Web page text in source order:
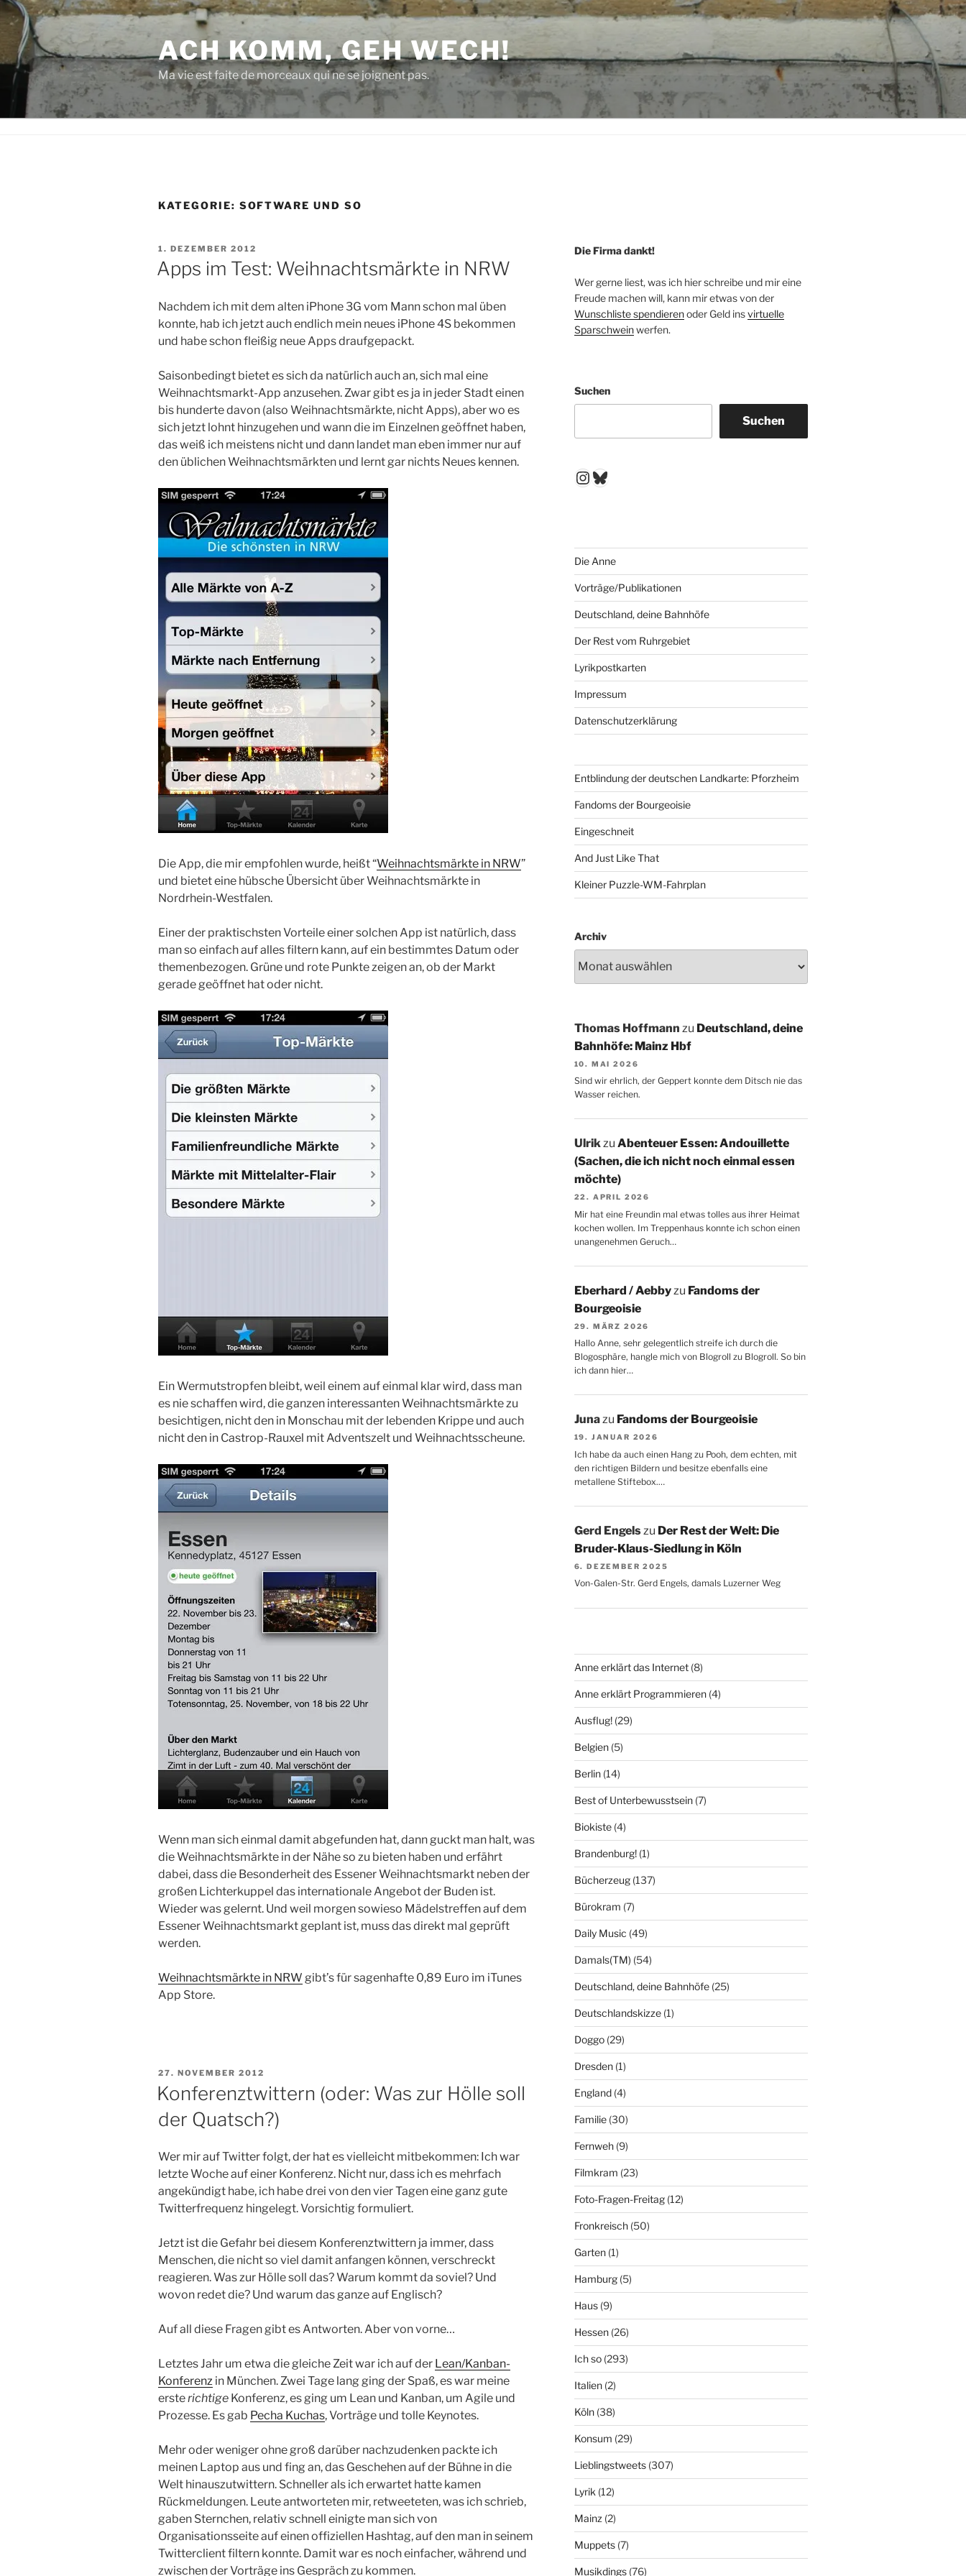
Zum
Inhalt
springen
ACH KOMM, GEH WECH!
Ma vie est faite de morceaux qui ne se joignent pas.
KATEGORIE: SOFTWARE UND SO
VERÖFFENTLICHT
AM
1. DEZEMBER 2012
Apps im Test: Weihnachtsmärkte in NRW
Nachdem ich mit dem alten iPhone 3G vom Mann schon mal üben
konnte, hab ich jetzt auch endlich mein neues iPhone 4S bekommen
und habe schon fleißig neue Apps draufgepackt.
Saisonbedingt bietet es sich da natürlich auch an, sich mal eine
Weihnachtsmarkt-App anzusehen. Zwar gibt es ja in jeder Stadt einen
bis hunderte davon (also Weihnachtsmärkte, nicht Apps), aber wo es
sich jetzt lohnt hinzugehen und wann die im Einzelnen geöffnet haben,
das weiß ich meistens nicht und dann landet man eben immer nur auf
den üblichen Weihnachtsmärkten und lernt gar nichts Neues kennen.
Die App, die mir empfohlen wurde, heißt “Weihnachtsmärkte in NRW”
und bietet eine hübsche Übersicht über Weihnachtsmärkte in
Nordrhein-Westfalen.
Einer der praktischsten Vorteile einer solchen App ist natürlich, dass
man so einfach auf alles filtern kann, auf ein bestimmtes Datum oder
themenbezogen. Grüne und rote Punkte zeigen an, ob der Markt
gerade geöffnet hat oder nicht.
Ein Wermutstropfen bleibt, weil einem auf einmal klar wird, dass man
es nie schaffen wird, die ganzen interessanten Weihnachtsmärkte zu
besichtigen, nicht den in Monschau mit der lebenden Krippe und auch
nicht den in Castrop-Rauxel mit Adventszelt und Weihnachtsscheune.
Wenn man sich einmal damit abgefunden hat, dann guckt man halt, was
die Weihnachtsmärkte in der Nähe so zu bieten haben und erfährt
dabei, dass die Besonderheit des Essener Weihnachtsmarkt neben der
großen Lichterkuppel das internationale Angebot der Buden ist.
Wieder was gelernt. Und weil morgen sowieso Mädelstreffen auf dem
Essener Weihnachtsmarkt geplant ist, muss das direkt mal geprüft
werden.
Weihnachtsmärkte in NRW gibt’s für sagenhafte 0,89 Euro im iTunes
App Store.
VERÖFFENTLICHT
27. NOVEMBER 2012
Konferenztwittern (oder: Was zur Hölle soll
der Quatsch?)
Wer mir auf Twitter folgt, der hat es vielleicht mitbekommen: Ich war
letzte Woche auf einer Konferenz. Nicht nur, dass ich es mehrfach
angekündigt habe, ich habe drei von den vier Tagen eine ganz gute
Twitterfrequenz hingelegt. Vorsichtig formuliert.
Jetzt ist die Gefahr bei diesem Konferenztwittern ja immer, dass
Menschen, die nicht so viel damit anfangen können, verschreckt
reagieren. Was zur Hölle soll das? Warum kommt da soviel? Und
wovon redet die? Und warum das ganze auf Englisch?
Auf all diese Fragen gibt es Antworten. Aber von vorne…
Letztes Jahr um etwa die gleiche Zeit war ich auf der Lean/Kanban-
Konferenz in München. Zwei Tage lang ging der Spaß, es war meine
ersterichtige Konferenz, es ging um Lean und Kanban, um Agile und
Prozesse. Es gab Pecha Kuchas, Vorträge und tolle Keynotes.
Mehr oder weniger ohne groß darüber nachzudenken packte ich
meinen Laptop aus und fing an, das Geschehen auf der Bühne in die
Welt hinauszutwittern. Schneller als ich erwartet hatte kamen
Rückmeldungen. Leute antworteten mir, retweeteten, was ich schrieb,
gaben Sternchen, relativ schnell einigte man sich von
Organisationsseite auf einen offiziellen Hashtag, auf den man in seinem
Twitterclient filtern konnte. Damit war es noch einfacher, während und
zwischen der Vorträge ins Gespräch zu kommen.
Die Firma dankt!
Wer gerne liest, was ich hier schreibe und mir eine
Freude machen will, kann mir etwas von der
Wunschliste spendierenoder Geld insvirtuelle
Sparschweinwerfen.
Suchen
Suchen
Instagram
Bluesky
Die Anne
Vorträge/Publikationen
Deutschland, deine Bahnhöfe
Der Rest vom Ruhrgebiet
Lyrikpostkarten
Impressum
Datenschutzerklärung
Entblindung der deutschen Landkarte: Pforzheim
Fandoms der Bourgeoisie
Eingeschneit
And Just Like That
Kleiner Puzzle-WM-Fahrplan
Archiv
Thomas Hoffmann zu Deutschland, deine
Bahnhöfe: Mainz Hbf
10. MAI 2026
Sind wir ehrlich, der Geppert konnte dem Ditsch nie das
Wasser reichen.
Ulrikzu Abenteuer Essen: Andouillette
(Sachen, die ich nicht noch einmal essen
möchte)
22. APRIL 2026
Mir hat eine Freundin mal etwas tolles aus ihrer Heimat
kochen wollen. Im Treppenhaus konnte ich schon einen
unangenehmen Geruch…
Eberhard / Aebbyzu Fandoms der
Bourgeoisie
29. MÄRZ 2026
Hallo Anne, sehr gelegentlich streife ich durch die
Blogosphäre, hangle mich von Blogroll zu Blogroll. So bin
ich dann hier…
Junazu Fandoms der Bourgeoisie
19. JANUAR 2026
Ich habe da auch einen Hang zu Pooh, dem echten, mit
den richtigen Bildern und besitze ebenfalls eine
metallene Stiftebox.…
Gerd Engelszu Der Rest der Welt: Die
Bruder-Klaus-Siedlung in Köln
6. DEZEMBER 2025
Von-Galen-Str. Gerd Engels, damals Luzerner Weg
Anne erklärt das Internet(8)
Anne erklärt Programmieren(4)
Ausflug!(29)
Belgien(5)
Berlin(14)
Best of Unterbewusstsein(7)
Biokiste(4)
Brandenburg!(1)
Bücherzeug(137)
Bürokram (7)
Daily Music (49)
Damals(TM) (54)
Deutschland, deine Bahnhöfe(25)
Deutschlandskizze(1)
Doggo(29)
Dresden(1)
England(4)
Familie(30)
Fernweh(9)
Filmkram (23)
Foto-Fragen-Freitag(12)
Fronkreisch(50)
Garten(1)
Hamburg(5)
Haus(9)
Hessen(26)
Ich so(293)
Italien(2)
Köln(38)
Konsum (29)
Lieblingstweets(307)
Lyrik (12)
Mainz (2)
Muppets(7)
Musikdings(76)